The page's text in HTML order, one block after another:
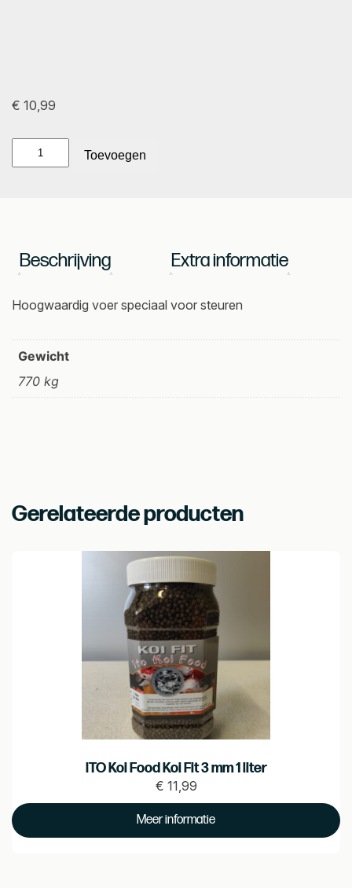
€ 10,99
Happy
Fish
liter
aantal
Toevoegen
Beschrijving Extra informatie
Hoogwaardig voer speciaal voor steuren
Gewicht
770 kg
Gerelateerde producten
ITO Koi Food Koi Fit 3 mm 1 liter
€ 11,99
Prijs €
Meer informatie